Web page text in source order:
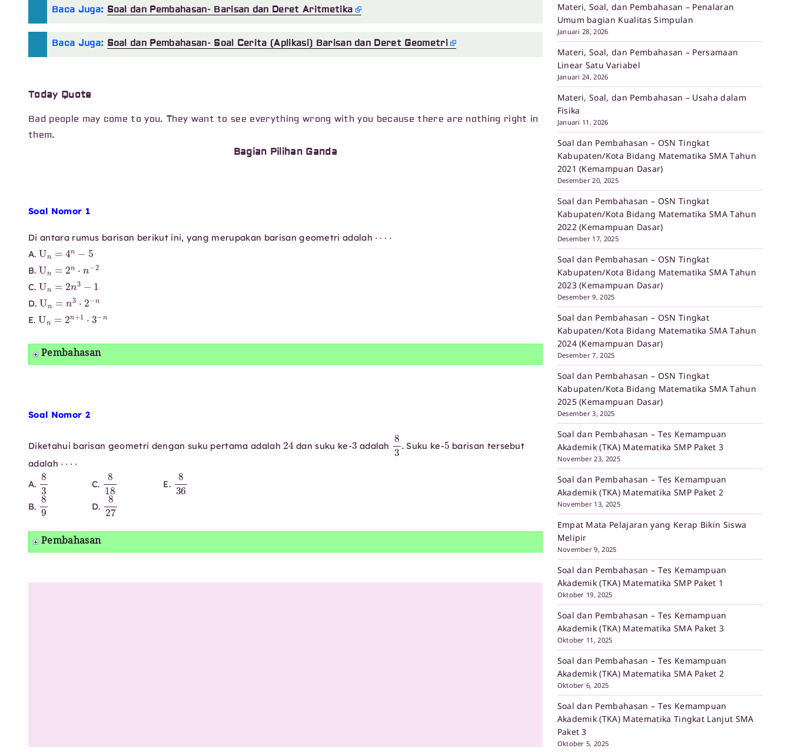
Baca Juga: Soal dan Pembahasan- Barisan dan Deret Aritmetika
Baca Juga: Soal dan Pembahasan- Soal Cerita (Aplikasi) Barisan dan Deret Geometri
Today Quote
Bad people may come to you. They want to see everything wrong with you because there are nothing right in
them.
Bagian Pilihan Ganda
Soal Nomor 1
Di antara rumus barisan berikut ini, yang merupakan barisan geometri adalah
A.
U n−
B.
U n⋅n
C.
U n −
D.
U ⋅2 −n
E.
U n+ 1⋅ −
Pembahasan
Soal Nomor 2
Diketahui barisan geometri dengan suku pertama adalah
24
dan suku ke-
3
adalah
83
. Suku ke-
5
barisan tersebut
adalah
A.
83
C.
818
E.
836
B.
89
D.
827
Pembahasan
Materi, Soal, dan Pembahasan – Penalaran
Umum bagian Kualitas Simpulan
Januari 28, 2026
Materi, Soal, dan Pembahasan – Persamaan
Linear Satu Variabel
Januari 24, 2026
Materi, Soal, dan Pembahasan – Usaha dalam
Fisika
Januari 11, 2026
Soal dan Pembahasan – OSN Tingkat
Kabupaten/Kota Bidang Matematika SMA Tahun
2021 (Kemampuan Dasar)
Desember 20, 2025
Soal dan Pembahasan – OSN Tingkat
Kabupaten/Kota Bidang Matematika SMA Tahun
2022 (Kemampuan Dasar)
Desember 17, 2025
Soal dan Pembahasan – OSN Tingkat
Kabupaten/Kota Bidang Matematika SMA Tahun
2023 (Kemampuan Dasar)
Desember 9, 2025
Soal dan Pembahasan – OSN Tingkat
Kabupaten/Kota Bidang Matematika SMA Tahun
2024 (Kemampuan Dasar)
Desember 7, 2025
Soal dan Pembahasan – OSN Tingkat
Kabupaten/Kota Bidang Matematika SMA Tahun
2025 (Kemampuan Dasar)
Desember 3, 2025
Soal dan Pembahasan – Tes Kemampuan
Akademik (TKA) Matematika SMP Paket 3
November 23, 2025
Soal dan Pembahasan – Tes Kemampuan
Akademik (TKA) Matematika SMP Paket 2
November 13, 2025
Empat Mata Pelajaran yang Kerap Bikin Siswa
Melipir
November 9, 2025
Soal dan Pembahasan – Tes Kemampuan
Akademik (TKA) Matematika SMP Paket 1
Oktober 19, 2025
Soal dan Pembahasan – Tes Kemampuan
Akademik (TKA) Matematika SMA Paket 3
Oktober 11, 2025
Soal dan Pembahasan – Tes Kemampuan
Akademik (TKA) Matematika SMA Paket 2
Oktober 6, 2025
Soal dan Pembahasan – Tes Kemampuan
Akademik (TKA) Matematika Tingkat Lanjut SMA
Paket 3
Oktober 5, 2025